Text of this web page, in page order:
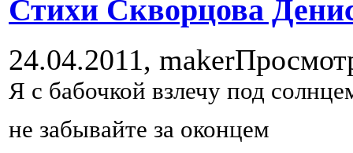
Стихи Скворцова
24.04.2011, maker
Я с бабочкой взлечу под
не забывайте за оконцем